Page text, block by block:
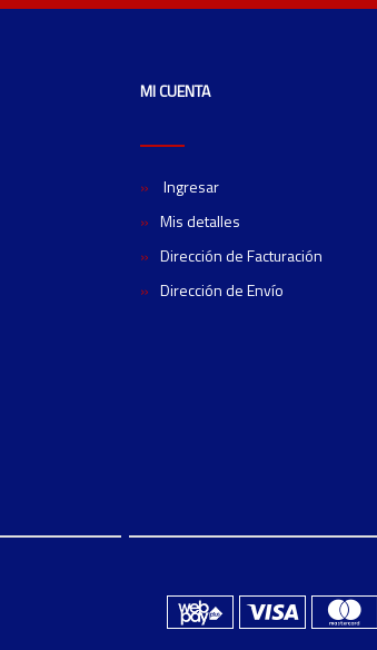
MI CUENTA
Ingresar
Mis detalles
Dirección de Facturación
Dirección de Envío